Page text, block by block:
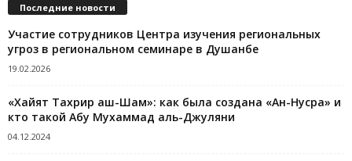
Последние новости
Участие сотрудников Центра изучения региональных
угроз в региональном семинаре в Душанбе
19.02.2026
«Хайят Тахрир аш-Шам»: как была создана «Ан-Нусра» и
кто такой Абу Мухаммад аль-Джуляни
04.12.2024